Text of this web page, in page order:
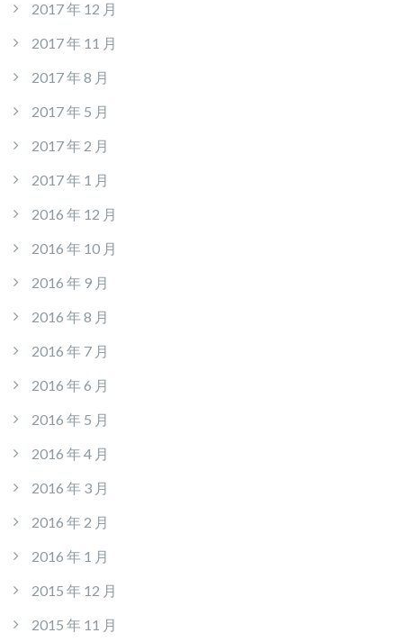
2017 年 12 月
2017 年 11 月
2017 年 8 月
2017 年 5 月
2017 年 2 月
2017 年 1 月
2016 年 12 月
2016 年 10 月
2016 年 9 月
2016 年 8 月
2016 年 7 月
2016 年 6 月
2016 年 5 月
2016 年 4 月
2016 年 3 月
2016 年 2 月
2016 年 1 月
2015 年 12 月
2015 年 11 月